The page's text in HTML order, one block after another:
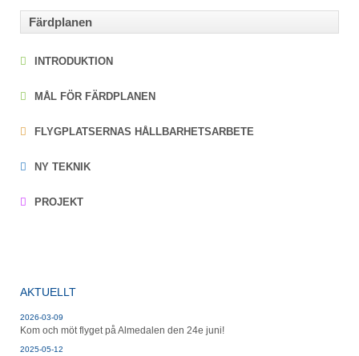
Färdplanen
INTRODUKTION
MÅL FÖR FÄRDPLANEN
FLYGPLATSERNAS HÅLLBARHETSARBETE
NY TEKNIK
PROJEKT
AKTUELLT
2026-03-09
Kom och möt flyget på Almedalen den 24e juni!
2025-05-12